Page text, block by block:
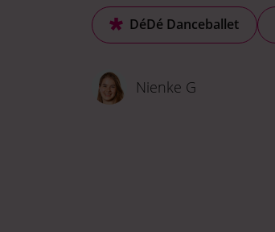
DéDé Danceballet
Nienke G